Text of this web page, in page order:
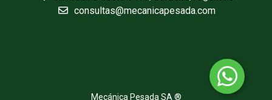
consultas@mecanicapesada.com
Mecánica Pesada SA ®